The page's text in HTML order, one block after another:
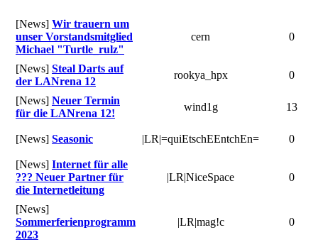
[News] Wir trauern um
unser Vorstandsmitglied
Michael "Turtle_rulz"
cern 0
[News] Steal Darts auf
der LANrena 12
rookya_hpx 0
[News] Neuer Termin
für die LANrena 12!
wind1g 13
[News] Seasonic |LR|=quiEtschEEntchEn= 0
[News] Internet für alle
??? Neuer Partner für
die Internetleitung
|LR|NiceSpace 0
[News]
Sommerferienprogramm
2023
|LR|mag!c 0